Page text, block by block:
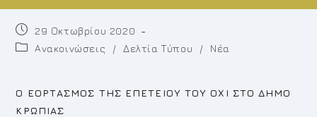
Post
published:
29 Οκτωβρίου 2020
PostΑνακοινώσεις / Δελτία Τύπου / Νέα
Ο ΕΟΡΤΑΣΜΟΣ ΤΗΣ ΕΠΕΤΕΙΟΥ ΤΟΥ ΟΧΙ ΣΤΟ ΔΗΜΟ
ΚΡΩΠΙΑΣ